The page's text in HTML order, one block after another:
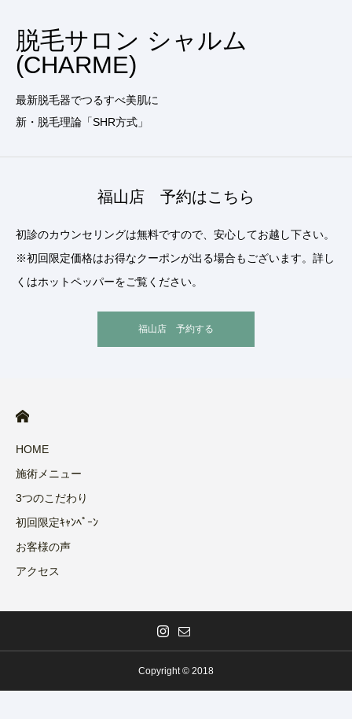
脱毛サロン シャルム
(CHARME)
最新脱毛器でつるすべ美肌に
新・脱毛理論「SHR方式」
福山店 予約はこちら
初診のカウンセリングは無料ですので、安心してお越し下さい。
※初回限定価格はお得なクーポンが出る場合もございます。詳し
くはホットペッパーをご覧ください。
福山店 予約する
HOME
施術メニュー
3つのこだわり
初回限定ｷｬﾝﾍﾟｰﾝ
お客様の声
アクセス
Copyright © 2018